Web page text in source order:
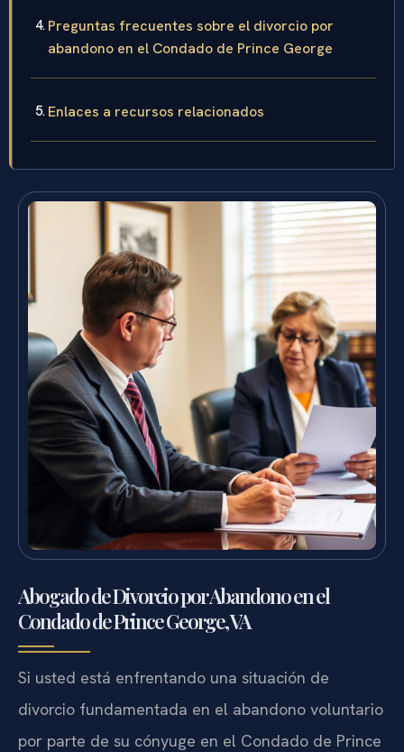
Preguntas frecuentes sobre el divorcio por
abandono en el Condado de Prince George
Enlaces a recursos relacionados
Abogado de Divorcio por Abandono en el
Condado de Prince George, VA
Si usted está enfrentando una situación de
divorcio fundamentada en el abandono voluntario
por parte de su cónyuge en el Condado de Prince